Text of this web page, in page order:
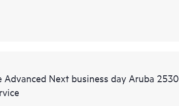
Advanced Next business day Aruba 2530